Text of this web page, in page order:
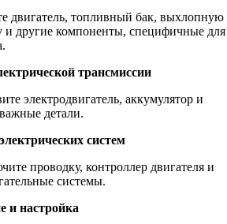
двигатель, топливный бак, выхлопную
и другие компоненты, специфичные для
трансмиссии
электродвигатель, аккумулятор и
детали.
систем
проводку, контроллер двигателя и
системы.
и настройка